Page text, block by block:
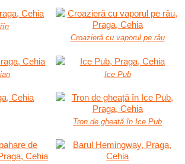
Croazieră cu vaporul pe râu
Ice Pub
Tron de gheață în Ice Pub